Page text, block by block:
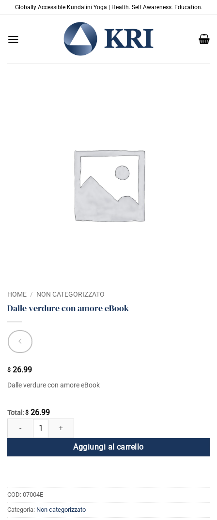
SaltaGlobally Accessible Kundalini Yoga | Health. Self Awareness. Education.
HOME / NON CATEGORIZZATO
Dalle verdure con amore eBook
$ 26.99
Dalle verdure con amore eBook
Total: $ 26.99
Dalle verdure con amore eBook quantità
Aggiungi al carrello
COD: 07004E
Categoria: Non categorizzato